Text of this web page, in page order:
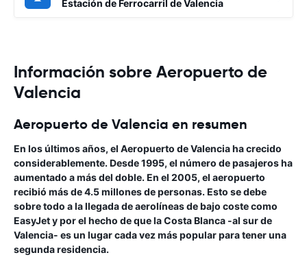
Estación de Ferrocarril de Valencia
Información sobre Aeropuerto de
Valencia
Aeropuerto de Valencia en resumen
En los últimos años, el Aeropuerto de Valenciaha crecido
considerablemente. Desde 1995, el número de pasajeros ha
aumentado a más del doble. En el 2005, el aeropuerto
recibió más de 4.5 millones de personas. Esto se debe
sobre todo a la llegada de aerolíneas de bajo coste como
EasyJet y por el hecho de que la Costa Blanca -al sur de
Valencia- es un lugar cada vez más popular para tener una
segunda residencia.